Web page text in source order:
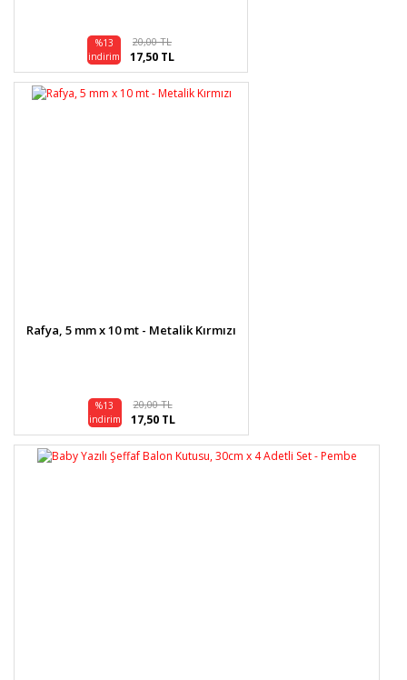
%13
indirim
20,00 TL
17,50 TL
Rafya, 5 mm x 10 mt - Metalik Kırmızı
%13
indirim
20,00 TL
17,50 TL